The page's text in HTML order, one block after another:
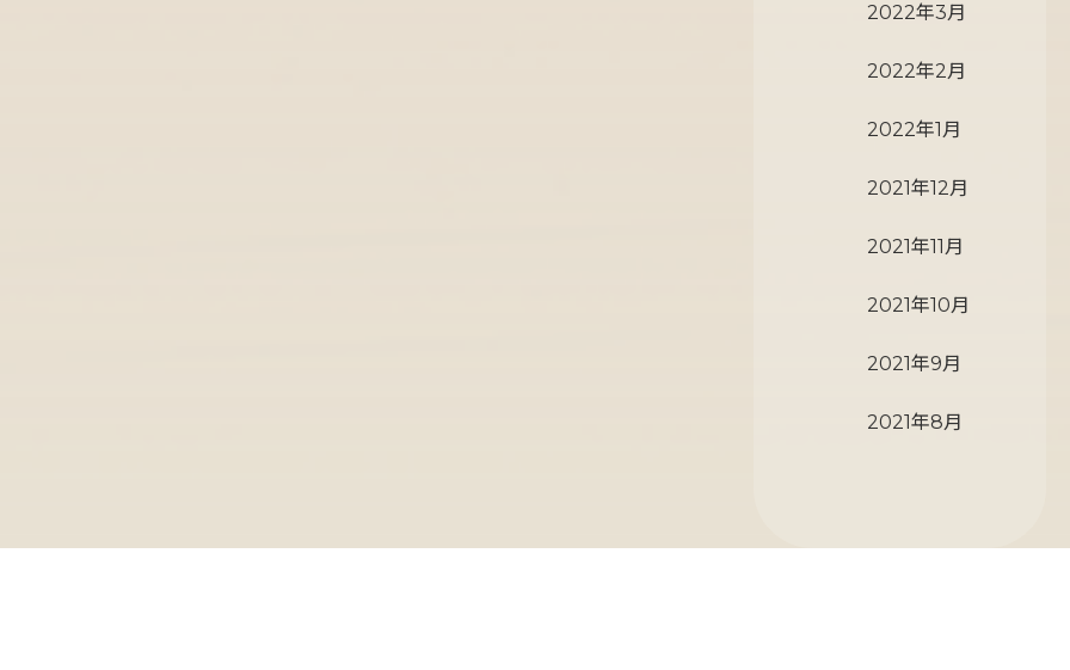
2022年3月
2022年2月
2022年1月
2021年12月
2021年11月
2021年10月
2021年9月
2021年8月